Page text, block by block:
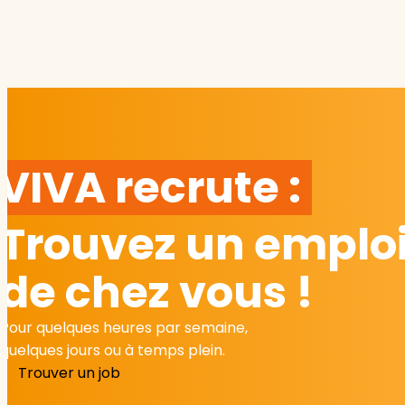
recrute :
Trouvez un
de chez vous !
Pour quelques heures par semaine,
quelques jours ou à temps plein.
Trouver un job